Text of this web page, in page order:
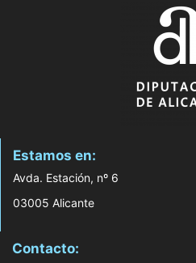
Estamos en:
Avda. Estación, nº 6
03005 Alicante
Contacto: